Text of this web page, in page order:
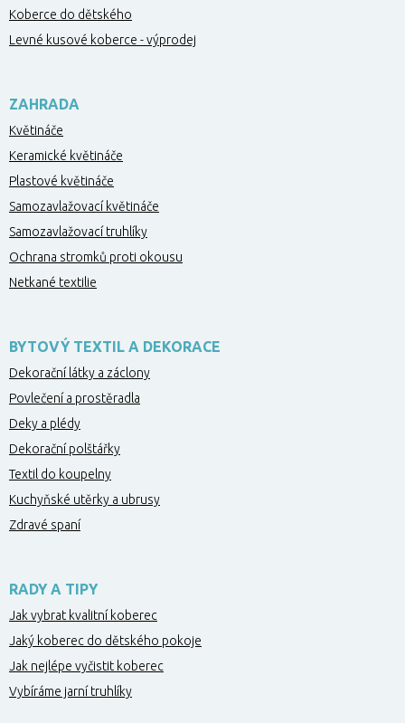
Koberce do dětského
Levné kusové koberce - výprodej
ZAHRADA
Květináče
Keramické květináče
Plastové květináče
Samozavlažovací květináče
Samozavlažovací truhlíky
Ochrana stromků proti okousu
Netkané textilie
BYTOVÝ TEXTIL A DEKORACE
Dekorační látky a záclony
Povlečení a prostěradla
Deky a plédy
Dekorační polštářky
Textil do koupelny
Kuchyňské utěrky a ubrusy
Zdravé spaní
RADY A TIPY
Jak vybrat kvalitní koberec
Jaký koberec do dětského pokoje
Jak nejlépe vyčistit koberec
Vybíráme jarní truhlíky